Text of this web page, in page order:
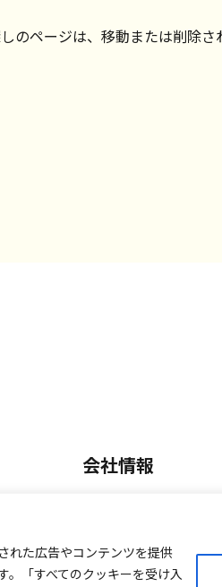
れた広告やコンテンツを提供
「すべてのクッキーを受け入
のページは、移動または削除さ
内
会社情報
事業内容
外商販売